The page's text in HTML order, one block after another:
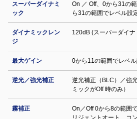
スーパーダイナミ
ック
On ／ Off、0から31の
ら31の範囲でレベル設
ダイナミックレン
ジ
120dB (スーパーダイ
最大ゲイン 0から11の範囲でレベ
逆光／強光補正
逆光補正（BLC）／強
ミックがOff 時のみ）
霧補正
On／Off 0から8の範囲
リジェントオート、コ